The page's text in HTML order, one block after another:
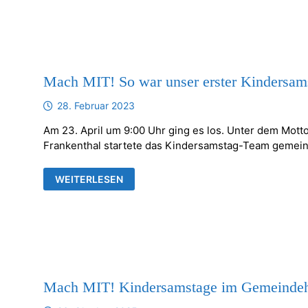
Mach MIT! So war unser erster
28. Februar 2023
Am 23. April um 9:00 Uhr ging es los. Unter dem
Frankenthal startete das Kindersamstag-Team
MACH
MIT!
WEITERLESEN
Mach MIT! Kindersamstage im